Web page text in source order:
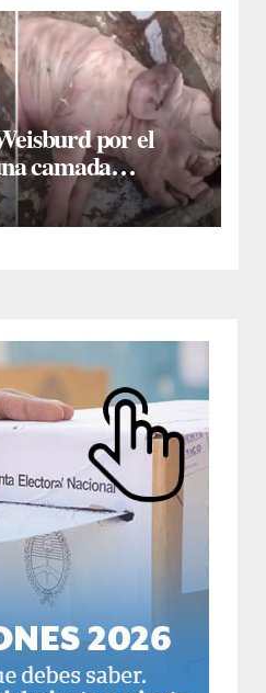
por el
camada
deformaciones